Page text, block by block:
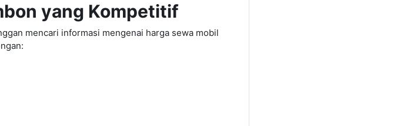
yang Kompetitif
mencari informasi mengenai harga sewa mobil